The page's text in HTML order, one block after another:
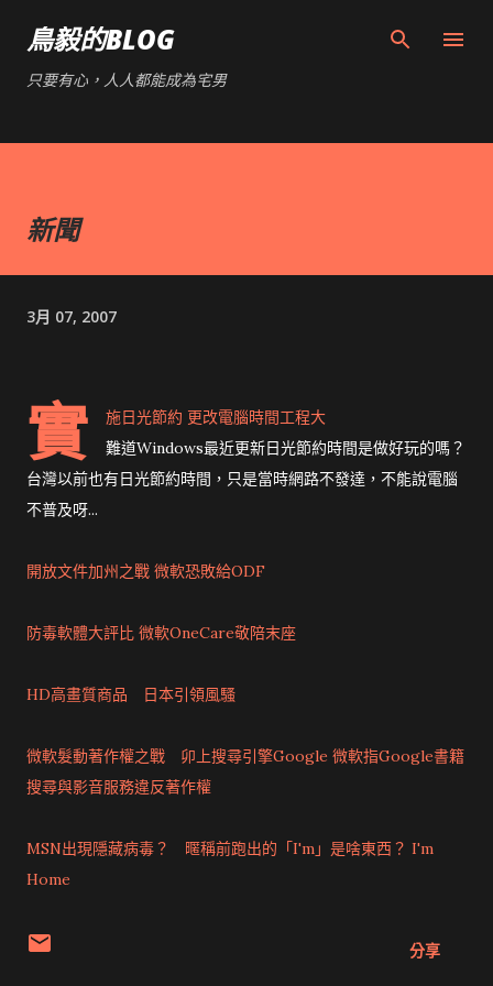
鳥毅的BLOG
只要有心，人人都能成為宅男
新聞
3月 07, 2007
實
施日光節約 更改電腦時間工程大
難道Windows最近更新日光節約時間是做好玩的嗎？
台灣以前也有日光節約時間，只是當時網路不發達，不能說電腦
不普及呀...
開放文件加州之戰 微軟恐敗給ODF
防毒軟體大評比 微軟OneCare敬陪末座
HD高畫質商品 日本引領風騷
微軟髮動著作權之戰 卯上搜尋引擎Google 微軟指Google書籍
搜尋與影音服務違反著作權
MSN出現隱藏病毒？ 暱稱前跑出的「I'm」是啥東西？ I'm
Home
分享